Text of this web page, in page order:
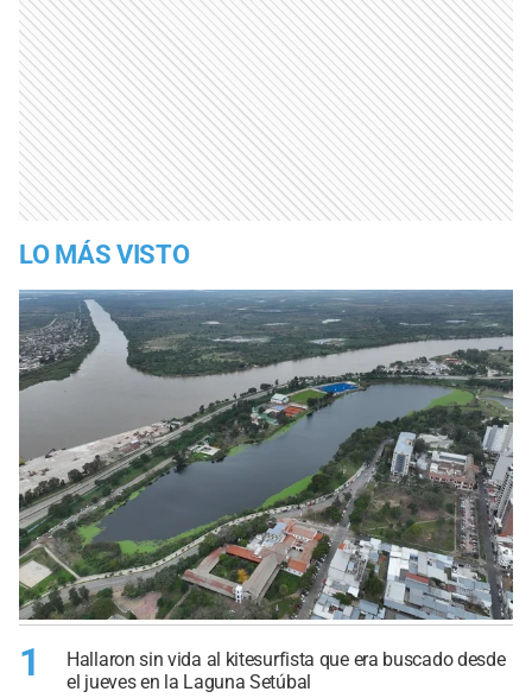
LO MÁS VISTO
1
Hallaron sin vida al kitesurfista que era buscado desde
el jueves en la Laguna Setúbal